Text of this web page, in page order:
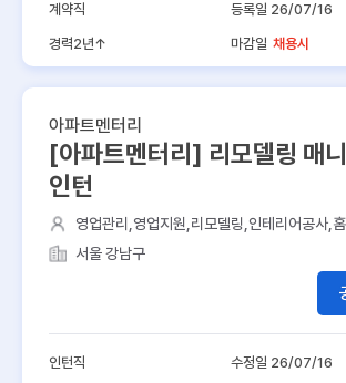
계약직 등록일 26/07/16
경력2년↑ 마감일 채용시
아파트멘터리
[아파트멘터리] 리모델링 매
인턴
영업관리,영업지원,리모델링,인테리어공사,
서울 강남구
인턴직 수정일 26/07/16